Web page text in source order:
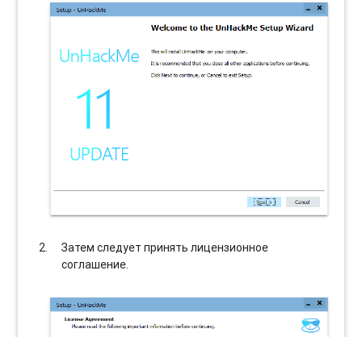
Затем следует принять лицензионное
соглашение.